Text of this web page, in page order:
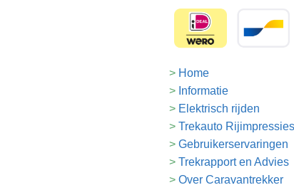
Home
Informatie
Elektrisch rijden
Trekauto Rijimpressies
Gebruikerservaringen
Trekrapport en Advies
Over Caravantrekker